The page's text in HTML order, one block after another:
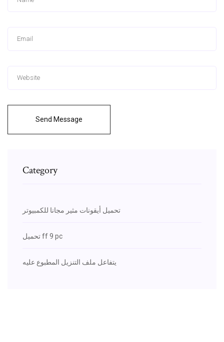
Send Message
Category
تحميل أيقونات مثير مجانا للكمبيوتر
تحميل ff 9 pc
يتفاعل ملف التنزيل المطبوع عليه